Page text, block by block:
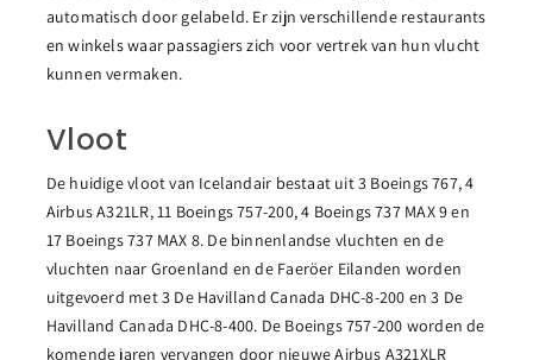
automatisch door gelabeld. Er zijn verschillende restaurants
en winkels waar passagiers zich voor vertrek van hun vlucht
kunnen vermaken.
Vloot
De huidige vloot van Icelandair bestaat uit 3 Boeings 767, 4
Airbus A321LR, 11 Boeings 757-200, 4 Boeings 737 MAX 9 en
17 Boeings 737 MAX 8. De binnenlandse vluchten en de
vluchten naar Groenland en de Faeröer Eilanden worden
uitgevoerd met 3 De Havilland Canada DHC-8-200 en 3 De
Havilland Canada DHC-8-400. De Boeings 757-200 worden de
komende jaren vervangen door nieuwe Airbus A321XLR